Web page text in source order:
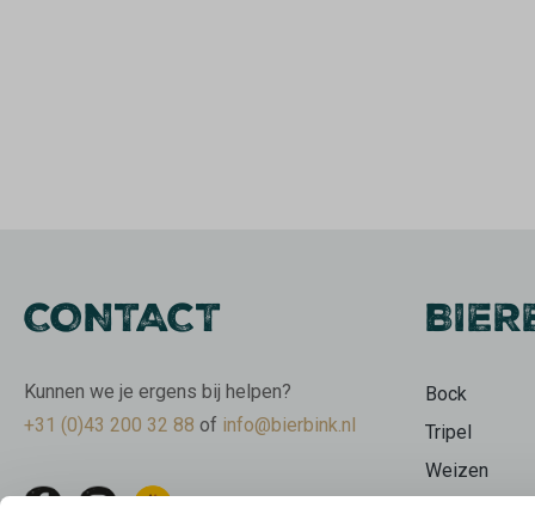
CONTACT
Kunnen we je ergens bij helpen?
+31 (0)43 200 32 88 of info@bierbink.nl
Bock
Tripel
Weizen